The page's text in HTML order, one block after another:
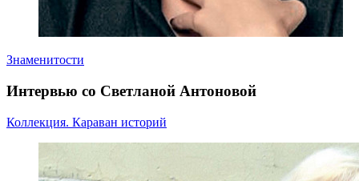
Знаменитости
Интервью со Cветланой Антоновой
Коллекция. Караван историй